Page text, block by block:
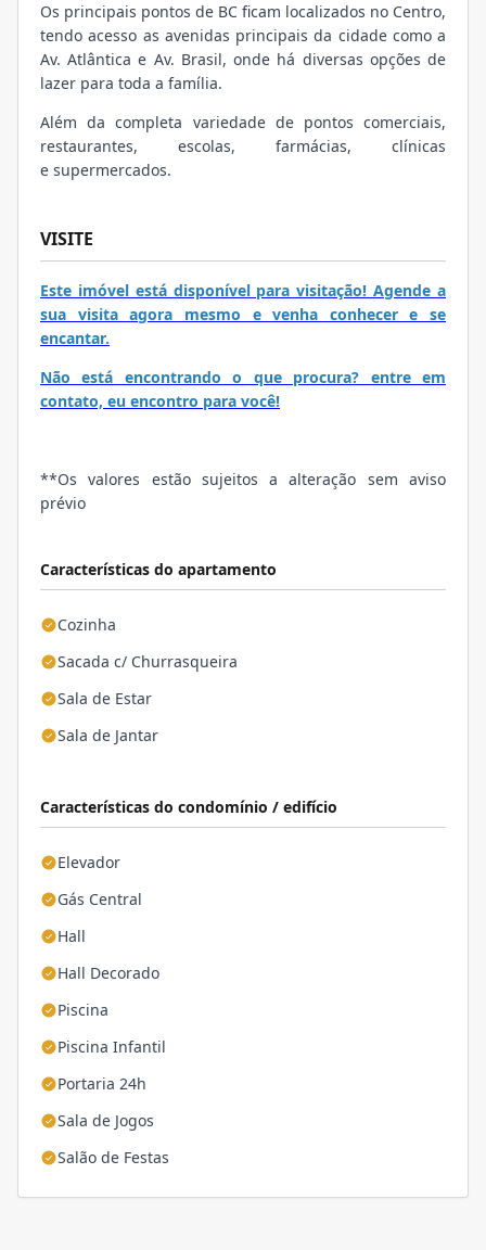
Características do apartamento
Cozinha
Sacada c/ Churrasqueira
Sala de Estar
Sala de Jantar
Características do condomínio / edifício
Elevador
Gás Central
Hall
Hall Decorado
Piscina
Piscina Infantil
Portaria 24h
Sala de Jogos
Salão de Festas
Os principais pontos de BC ficam localizados no Centro,
tendo acesso as avenidas principais da cidade como a
Av. Atlântica e Av. Brasil, onde há diversas opções de
lazer para toda a família.
Além da completa variedade de pontos comerciais,
restaurantes, escolas, farmácias, clínicas
e supermercados.
VISITE
Este imóvel está disponível para visitação! Agende a
sua visita agora mesmo e venha conhecer e se
encantar.
Não está encontrando o que procura? entre em
contato, eu encontro para você!
**Os valores estão sujeitos a alteração sem aviso
prévio